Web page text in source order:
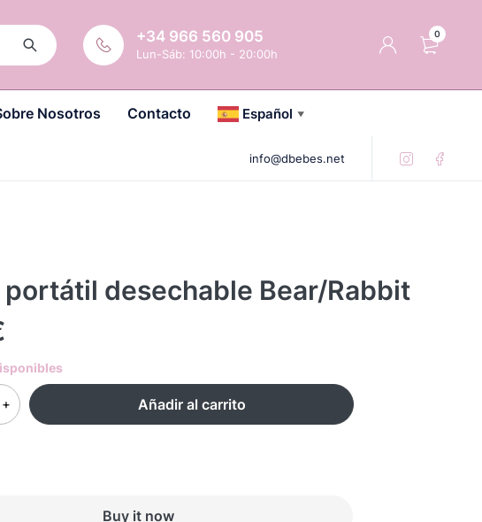
+34 966 560 905
Lun-Sáb: 10:00h - 20:00h
0
Nosotros Contacto Español ▼
info@dbebes.net
portátil desechable Bear/Rabbit
Añadir al carrito
Buy it now